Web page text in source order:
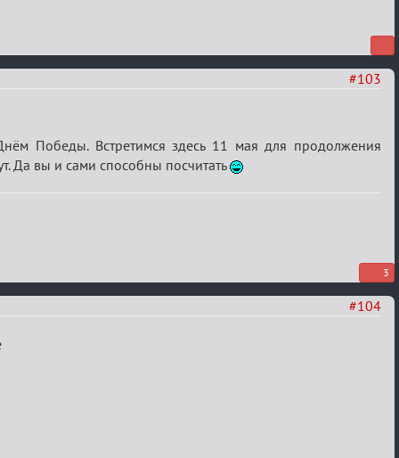
#103
Победы. Встретимся здесь 11 мая для продолжения
Да вы и сами способны посчитать
3
#104